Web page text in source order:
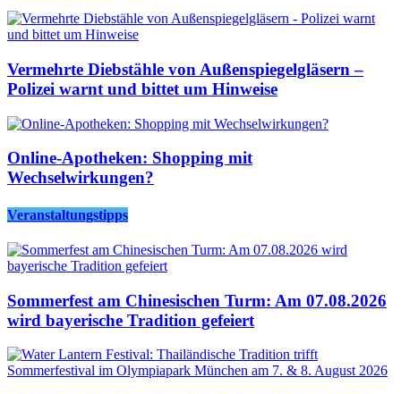
Vermehrte Diebstähle von Außenspiegelgläsern –
Polizei warnt und bittet um Hinweise
Online-Apotheken: Shopping mit
Wechselwirkungen?
Veranstaltungstipps
Sommerfest am Chinesischen Turm: Am 07.08.2026
wird bayerische Tradition gefeiert